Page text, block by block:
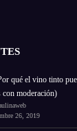
qué el vino tinto
con moderación)
26, 2019